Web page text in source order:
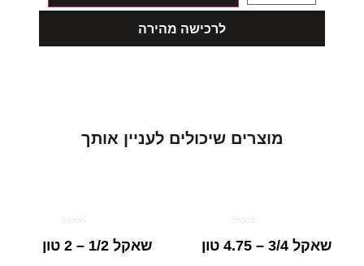
לרכישה מהירה
מוצרים שיכולים לעניין אותך
שאקל 3/4 – 4.75 טון
דורג
0
שאקל 1/2 – 2 טון
0